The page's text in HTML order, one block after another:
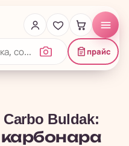
прайс
Buldak: